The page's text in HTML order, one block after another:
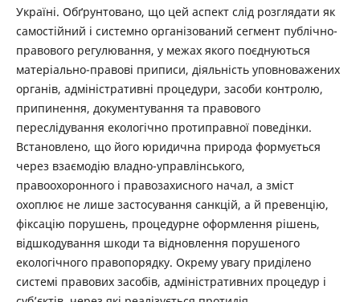
Україні. Обґрунтовано, що цей аспект слід розглядати як
самостійний і системно організований сегмент публічно-
правового регулювання, у межах якого поєднуються
матеріально-правові приписи, діяльність уповноважених
органів, адміністративні процедури, засоби контролю,
припинення, документування та правового
переслідування екологічно протиправної поведінки.
Встановлено, що його юридична природа формується
через взаємодію владно-управлінського,
правоохоронного і правозахисного начал, а зміст
охоплює не лише застосування санкцій, а й превенцію,
фіксацію порушень, процедурне оформлення рішень,
відшкодування шкоди та відновлення порушеного
екологічного правопорядку. Окрему увагу приділено
системі правових засобів, адміністративних процедур і